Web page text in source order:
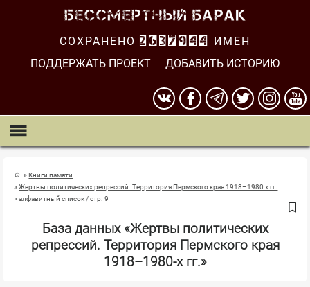
СОХРАНЕНО 2637945
ИМЕН
ПОДДЕРЖАТЬ ПРОЕКТ
ДОБАВИТЬ ИСТОРИЮ
Книги памяти
Жертвы политических репрессий. Территория Пермского края 1918–1980 х гг.
алфавитный список / стр. 9
База данных «Жертвы политических
репрессий. Территория Пермского края
1918–1980-х гг.»